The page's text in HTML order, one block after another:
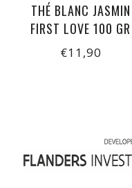
THÉ BLANC JASMIN
FIRST LOVE 100 GR
€11,90